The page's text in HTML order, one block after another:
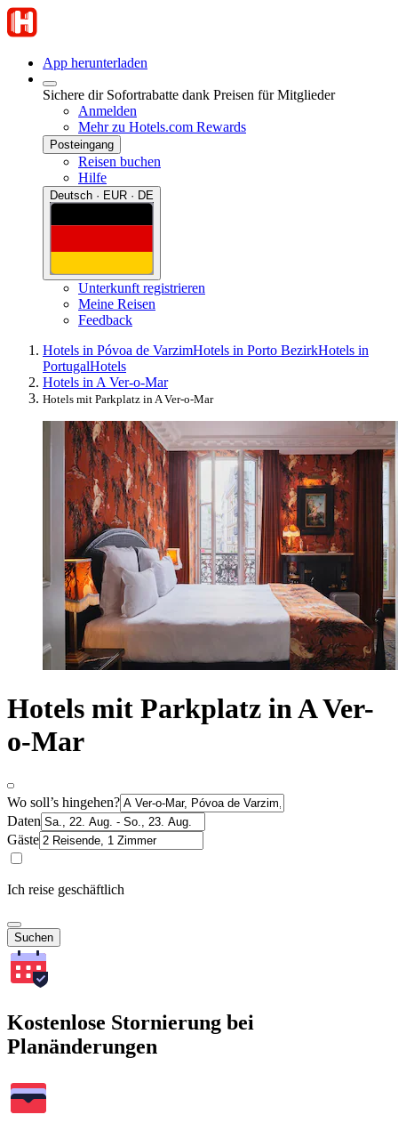
App herunterladen
Sichere dir Sofortrabatte dank Preisen für Mitglieder
Anmelden
Mehr zu Hotels.com Rewards
Posteingang
Reisen buchen
Hilfe
Deutsch · EUR · DE
Unterkunft registrieren
Meine Reisen
Feedback
Hotels in Póvoa de VarzimHotels in Porto BezirkHotels in
PortugalHotels
Hotels in A Ver-o-Mar
Hotels mit Parkplatz in A Ver-o-Mar
Hotels mit Parkplatz in A Ver-
o-Mar
Wo soll’s hingehen?
Daten
Gäste
Ich reise geschäftlich
Suchen
Kostenlose Stornierung bei
Planänderungen